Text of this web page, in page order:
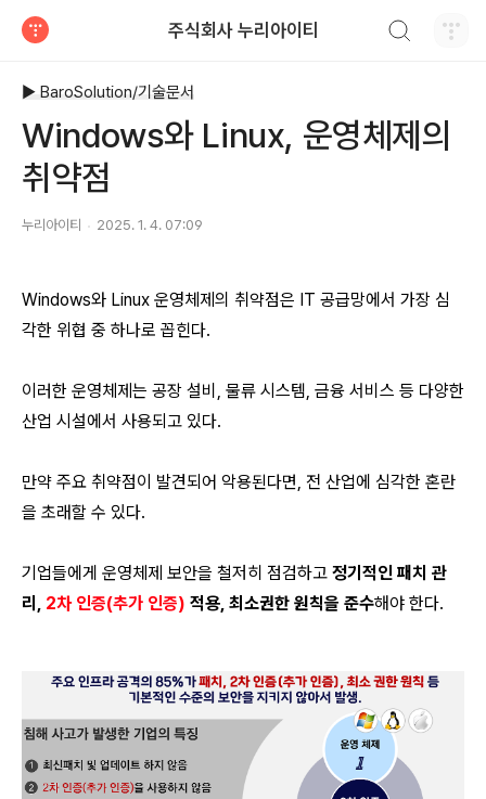
주식회사 누리아이티
▶ BaroSolution/기술문서
Windows와 Linux, 운영체제의
취약점
누리아이티 2025. 1. 4. 07:09
Windows와 Linux 운영체제의 취약점은 IT 공급망에서 가장 심
각한 위협 중 하나로 꼽힌다.
이러한 운영체제는 공장 설비, 물류 시스템, 금융 서비스 등 다양한
산업 시설에서 사용되고 있다.
만약 주요 취약점이 발견되어 악용된다면, 전 산업에 심각한 혼란
을 초래할 수 있다.
기업들에게 운영체제 보안을 철저히 점검하고 정기적인 패치 관
리, 2차 인증(추가 인증) 적용, 최소권한 원칙을 준수해야 한다.